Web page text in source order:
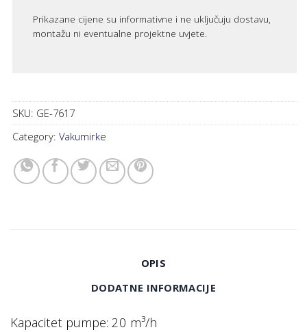
Prikazane cijene su informativne i ne uključuju dostavu,
montažu ni eventualne projektne uvjete.
SKU: GE-7617
Category:Vakumirke
OPIS
DODATNE INFORMACIJE
Kapacitet pumpe: 20 m³/h